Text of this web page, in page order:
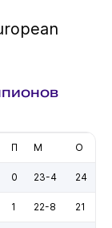
П М О
0 23-4 24
1 22-8 21